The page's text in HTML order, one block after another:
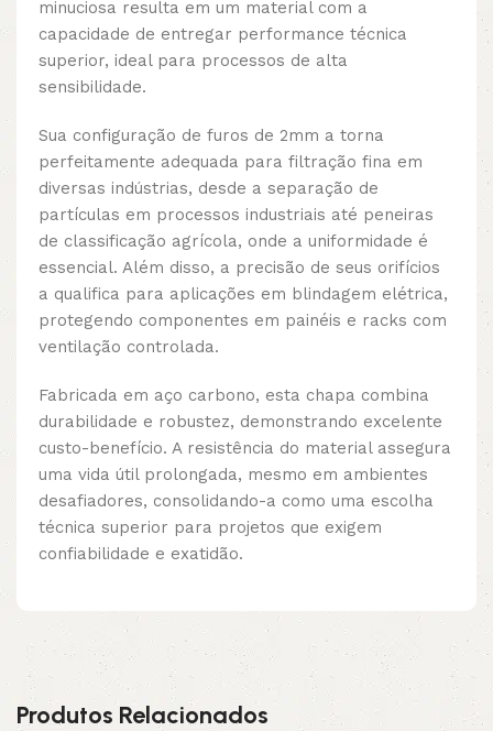
minuciosa resulta em um material com a
capacidade de entregar performance técnica
superior, ideal para processos de alta
sensibilidade.
Sua configuração de furos de 2mm a torna
perfeitamente adequada para filtração fina em
diversas indústrias, desde a separação de
partículas em processos industriais até peneiras
de classificação agrícola, onde a uniformidade é
essencial. Além disso, a precisão de seus orifícios
a qualifica para aplicações em blindagem elétrica,
protegendo componentes em painéis e racks com
ventilação controlada.
Fabricada em aço carbono, esta chapa combina
durabilidade e robustez, demonstrando excelente
custo-benefício. A resistência do material assegura
uma vida útil prolongada, mesmo em ambientes
desafiadores, consolidando-a como uma escolha
técnica superior para projetos que exigem
confiabilidade e exatidão.
Produtos Relacionados